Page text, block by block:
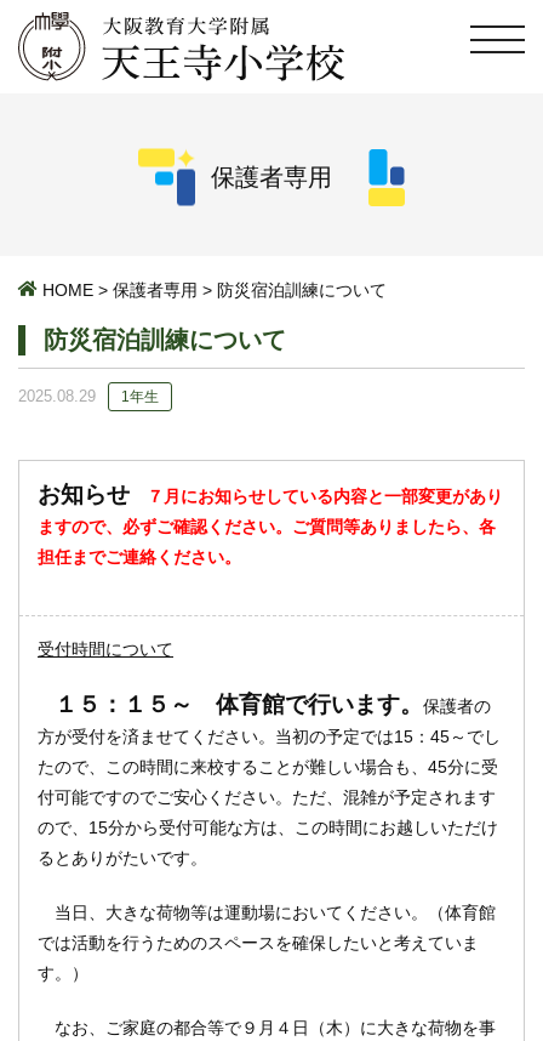
保護者専用
HOME > 保護者専用 > 防災宿泊訓練について
防災宿泊訓練について
2025.08.29 1年生
お知らせ
７月にお知らせしている内容と一部変更があり
ますので、必ずご確認ください。ご質問等ありましたら、各
担任までご連絡ください。
受付時間について
１５：１５～ 体育館で行います。
保護者の
方が受付を済ませてください。当初の予定では15：45～でし
たので、この時間に来校することが難しい場合も、45分に受
付可能ですのでご安心ください。ただ、混雑が予定されます
ので、15分から受付可能な方は、この時間にお越しいただけ
るとありがたいです。
当日、大きな荷物等は運動場においてください。（体育館
では活動を行うためのスペースを確保したいと考えていま
す。）
なお、ご家庭の都合等で９月４日（木）に大きな荷物を事